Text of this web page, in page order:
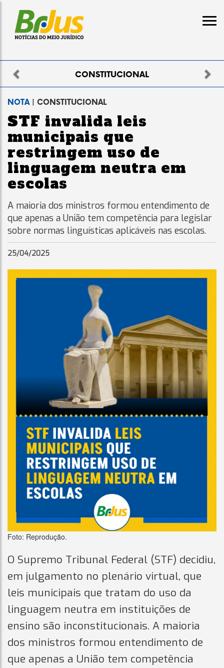
Previous
NOTA| CONSTITUCIONAL
STF invalida leis
municipais que
restringem uso de
linguagem neutra em
escolas
A maioria dos ministros formou entendimento de
que apenas a União tem competência para legislar
sobre normas linguísticas aplicáveis nas escolas.
25/04/2025
Foto: Reprodução.
O Supremo Tribunal Federal (STF) decidiu,
em julgamento no plenário virtual, que
leis municipais que tratam do uso da
linguagem neutra em instituições de
ensino são inconstitucionais. A maioria
dos ministros formou entendimento de
que apenas a União tem competência